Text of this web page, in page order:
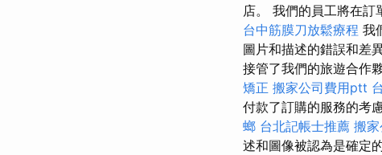
店。 我們的員工將在訂
台中筋膜刀放鬆療程 我
圖片和描述的錯誤和差
接管了我們的旅遊合作
矯正 搬家公司費用ptt
付款了訂購的服務的考
螂 台北記帳士推薦 搬家
述和圖像被認為是確定